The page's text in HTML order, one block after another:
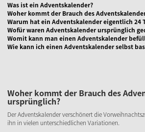
Was ist ein Adventskalender?
Woher kommt der Brauch des
Warum hat ein Adventskalender eigentlich 24
Wofür waren Adventskalender ursprünglich
Womit kann man einen Adventskalender
Wie kann ich einen Adventskalender selbst
Woher kommt der Brauch des
ursprünglich?
Der Adventskalender verschönert die
ihn in vielen unterschiedlichen Variationen.